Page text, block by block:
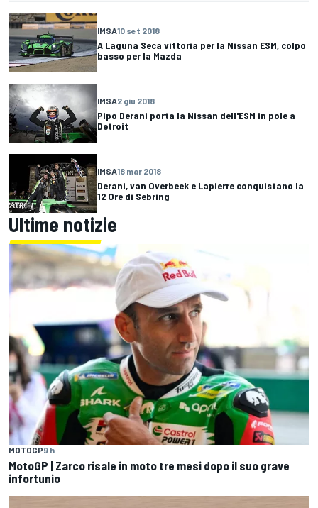
IMSA10 set 2018
A Laguna Seca vittoria per la Nissan ESM, colpo
basso per la Mazda
IMSA2 giu 2018
Pipo Derani porta la Nissan dell'ESM in pole a
Detroit
IMSA18 mar 2018
Derani, van Overbeek e Lapierre conquistano la
12 Ore di Sebring
Ultime notizie
MOTOGP9 h
MotoGP | Zarco risale in moto tre mesi dopo il suo grave
infortunio